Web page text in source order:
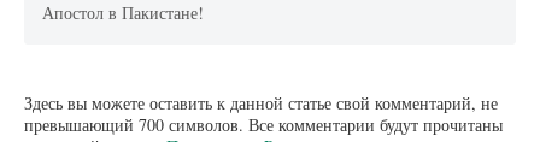
Апостол в Пакистане!
Здесь вы можете оставить к данной статье свой комментарий, не
превышающий 700 символов. Все комментарии будут прочитаны